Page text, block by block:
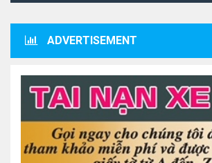
ADVERTISEMENT